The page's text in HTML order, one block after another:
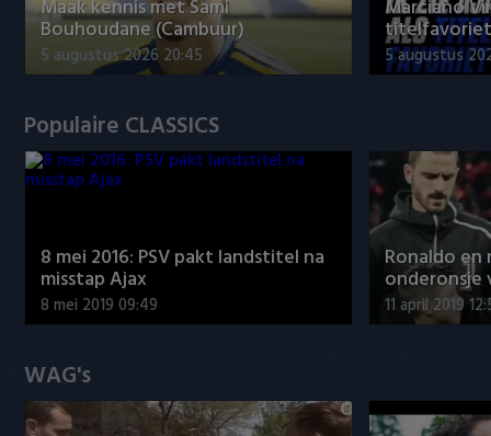
Maak kennis met Sami
Bouhoudane (Cambuur)
5 augustus 2026 20:45
Marciano
5 augustus
Populaire CLASSICS
8 mei 2016: PSV pakt landstitel na
misstap Ajax
8 mei 2019 09:49
Ronaldo
onderonsje
11 april 2019
WAG's